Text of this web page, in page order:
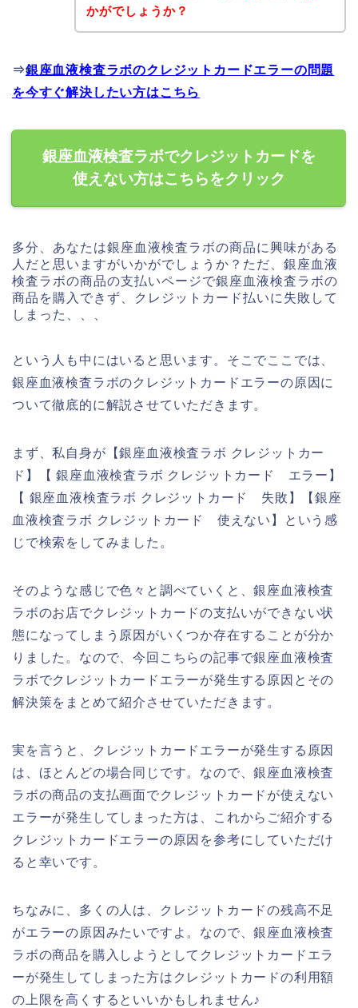
かがでしょうか？
⇒銀座血液検査ラボのクレジットカードエラーの問題
を今すぐ解決したい方はこちら
銀座血液検査ラボでクレジットカードを
使えない方はこちらをクリック
多分、あなたは銀座血液検査ラボの商品に興味がある
人だと思いますがいかがでしょうか？ただ、銀座血液
検査ラボの商品の支払いページで銀座血液検査ラボの
商品を購入できず、クレジットカード払いに失敗して
しまった、、、
という人も中にはいると思います。そこでここでは、
銀座血液検査ラボのクレジットカードエラーの原因に
ついて徹底的に解説させていただきます。
まず、私自身が【銀座血液検査ラボ クレジットカー
ド】【 銀座血液検査ラボ クレジットカード エラー】
【 銀座血液検査ラボ クレジットカード 失敗】【銀座
血液検査ラボ クレジットカード 使えない】という感
じで検索をしてみました。
そのような感じで色々と調べていくと、銀座血液検査
ラボのお店でクレジットカードの支払いができない状
態になってしまう原因がいくつか存在することが分か
りました。なので、今回こちらの記事で銀座血液検査
ラボでクレジットカードエラーが発生する原因とその
解決策をまとめて紹介させていただきます。
実を言うと、クレジットカードエラーが発生する原因
は、ほとんどの場合同じです。なので、銀座血液検査
ラボの商品の支払画面でクレジットカードが使えない
エラーが発生してしまった方は、これからご紹介する
クレジットカードエラーの原因を参考にしていただけ
ると幸いです。
ちなみに、多くの人は、クレジットカードの残高不足
がエラーの原因みたいですよ。なので、銀座血液検査
ラボの商品を購入しようとしてクレジットカードエラ
ーが発生してしまった方はクレジットカードの利用額
の上限を高くするといいかもしれません♪